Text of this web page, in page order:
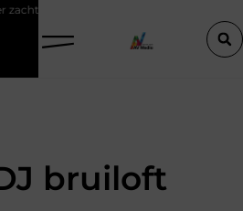
nicotine pouches
bruiloft